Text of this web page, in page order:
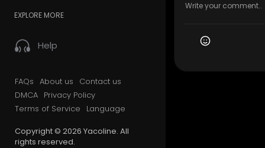
EXPLORE MORE
Help
FAQs About us
Contact us
DMCA Privacy Policy
Terms of Service
Language
Copyright © 2026 Yacoline. All
rights reserved.